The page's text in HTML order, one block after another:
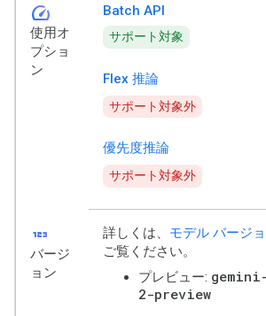
speed
使用オ
プショ
ン
Batch API
サポート対象
Flex 推論
サポート対象外
優先度推論
サポート対象外
123
バージ
ョン
詳しくは、 モデル バージ
ご覧ください。
プレビュー:
2-preview